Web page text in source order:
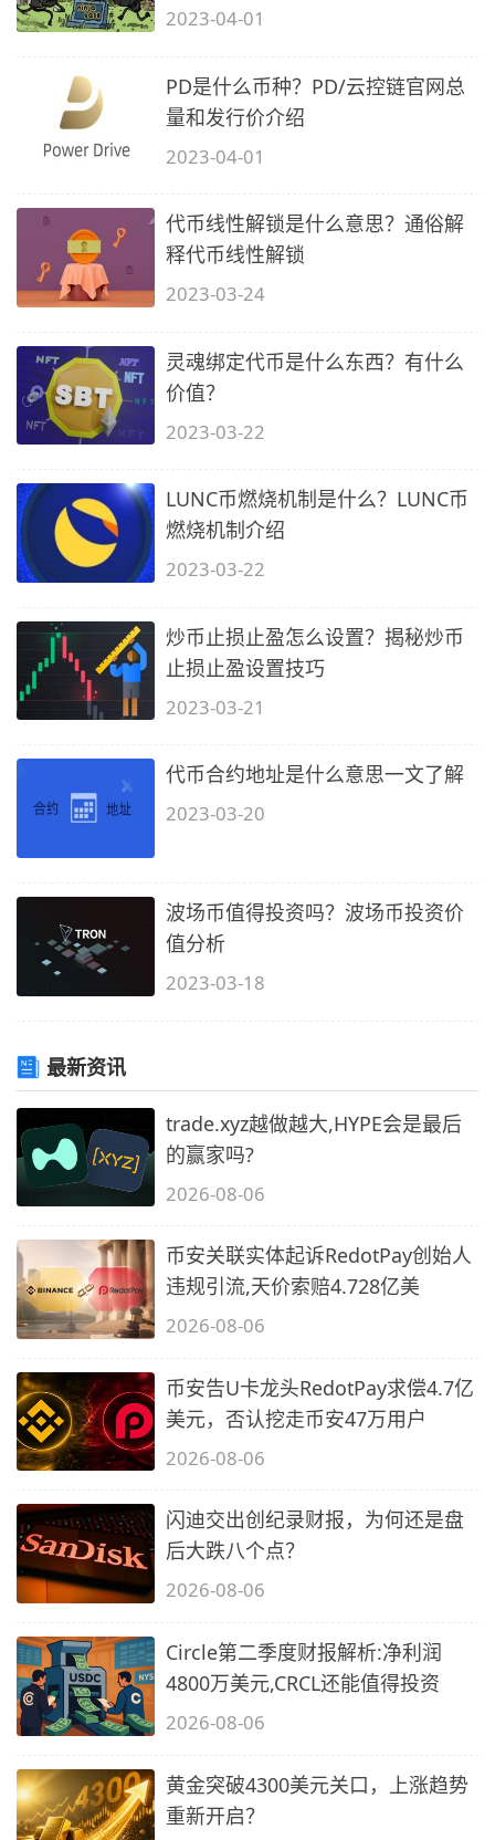
2023-04-01
PD是什么币种？PD/云控链官网总
量和发行价介绍
2023-04-01
代币线性解锁是什么意思？通俗解
释代币线性解锁
2023-03-24
灵魂绑定代币是什么东西？有什么
价值？
2023-03-22
LUNC币燃烧机制是什么？LUNC币
燃烧机制介绍
2023-03-22
炒币止损止盈怎么设置？揭秘炒币
止损止盈设置技巧
2023-03-21
代币合约地址是什么意思一文了解
2023-03-20
波场币值得投资吗？波场币投资价
值分析
2023-03-18
最新资讯
trade.xyz越做越大,HYPE会是最后
的赢家吗?
2026-08-06
币安关联实体起诉RedotPay创始人
违规引流,天价索赔4.728亿美
2026-08-06
币安告U卡龙头RedotPay求偿4.7亿
美元，否认挖走币安47万用户
2026-08-06
闪迪交出创纪录财报，为何还是盘
后大跌八个点？
2026-08-06
Circle第二季度财报解析:净利润
4800万美元,CRCL还能值得投资
2026-08-06
黄金突破4300美元关口，上涨趋势
重新开启？